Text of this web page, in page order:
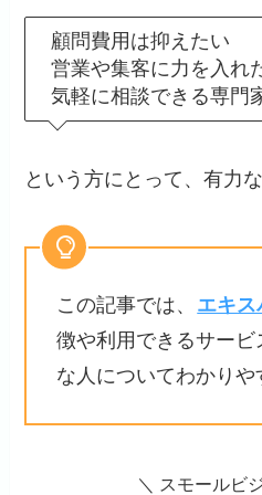
顧問費用は抑えたい
営業や集客に力を入れ
気軽に相談できる専門
という方にとって、有力
この記事では、 エキ
徴や利用できるサー
な人についてわかりや
＼ スモールビ